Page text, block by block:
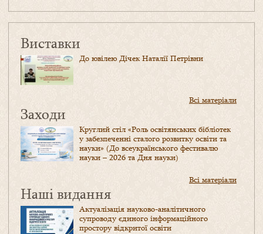
Виставки
До ювілею Дічек Наталії Петрівни
Всі матеріали
Заходи
Круглий стіл «Роль освітянських бібліотек
у забезпеченні сталого розвитку освіти та
науки» (До всеукраїнського фестивалю
науки – 2026 та Дня науки)
Всі матеріали
Наші видання
Актуалізація науково-аналітичного
супроводу єдиного інформаційного
простору відкритої освіти